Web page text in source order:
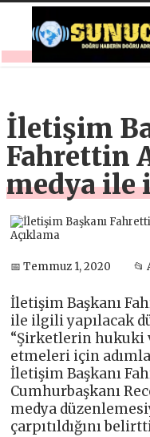
İletişim
Fahrettin
medya ile
📅 Temmuz 1, 2020 📂
İletişim Başkanı
ile ilgili yapılacak
“Şirketlerin hukuki
etmeleri için
İletişim Başkanı
Cumhurbaşkanı
medya
çarpıtıldığını